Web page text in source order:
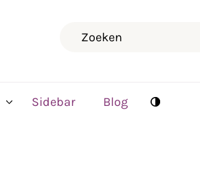
Sidebar Blog